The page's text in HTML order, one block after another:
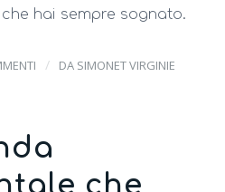
hai sempre sognato.
/ DA SIMONET VIRGINIE
che